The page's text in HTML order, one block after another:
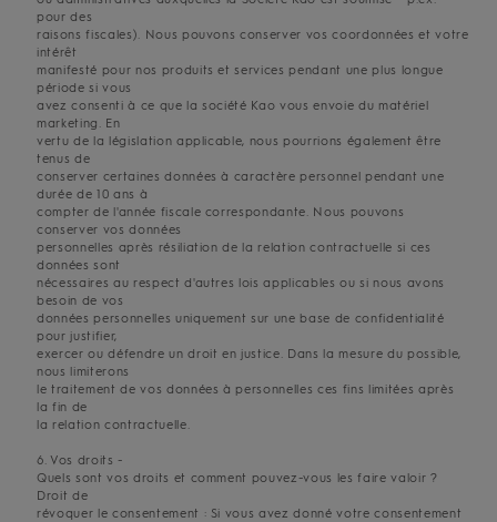
pour des
raisons fiscales). Nous pouvons conserver vos coordonnées et votre
intérêt
manifesté pour nos produits et services pendant une plus longue
période si vous
avez consenti à ce que la société Kao vous envoie du matériel
marketing. En
vertu de la législation applicable, nous pourrions également être
tenus de
conserver certaines données à caractère personnel pendant une
durée de 10 ans à
compter de l'année fiscale correspondante. Nous pouvons
conserver vos données
personnelles après résiliation de la relation contractuelle si ces
données sont
nécessaires au respect d'autres lois applicables ou si nous avons
besoin de vos
données personnelles uniquement sur une base de confidentialité
pour justifier,
exercer ou défendre un droit en justice. Dans la mesure du possible,
nous limiterons
le traitement de vos données à personnelles ces fins limitées après
la fin de
la relation contractuelle.
6. Vos droits -
Quels sont vos droits et comment pouvez-vous les faire valoir ?
Droit de
révoquer le consentement : Si vous avez donné votre consentement